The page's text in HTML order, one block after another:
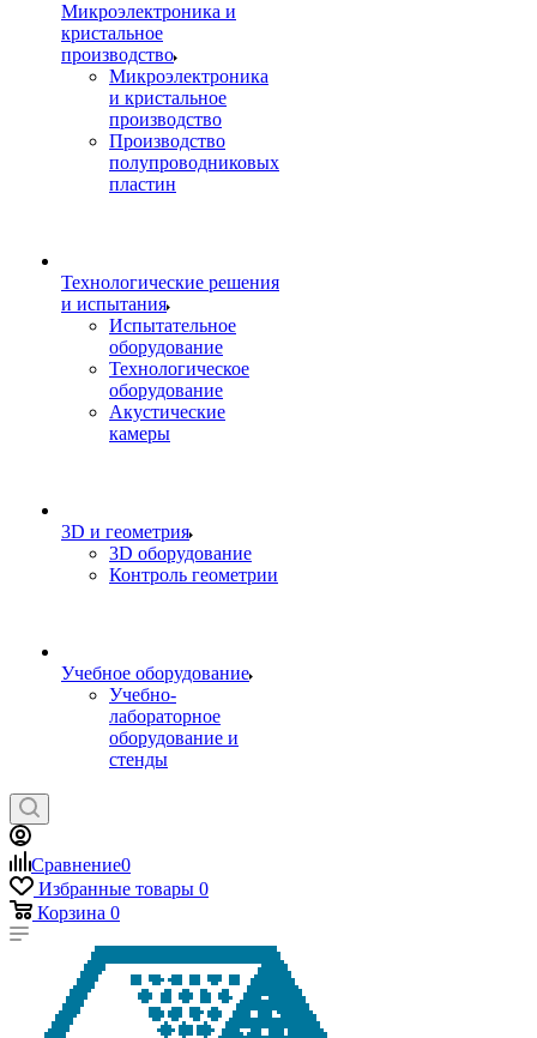
Микроэлектроника и
кристальное
производство
Микроэлектроника
и кристальное
производство
Производство
полупроводниковых
пластин
Технологические решения
и испытания
Испытательное
оборудование
Технологическое
оборудование
Акустические
камеры
3D и геометрия
3D оборудование
Контроль геометрии
Учебное оборудование
Учебно-
лабораторное
оборудование и
стенды
Сравнение0
Избранные товары 0
Корзина 0